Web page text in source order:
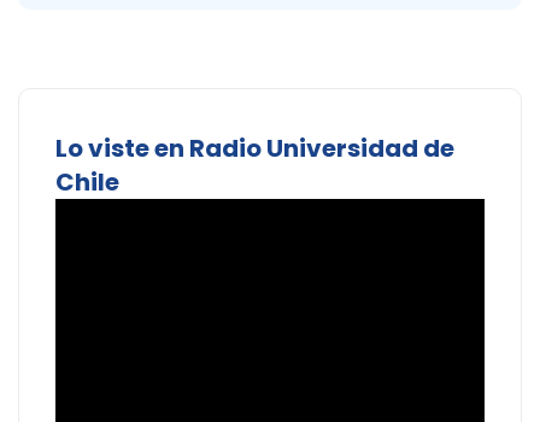
Lo viste en Radio Universidad de
Chile